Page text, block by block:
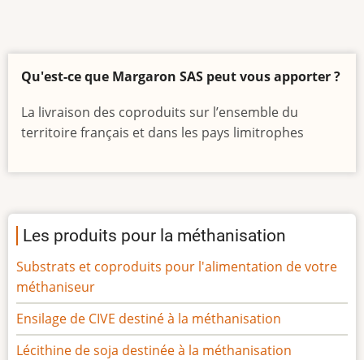
Qu'est-ce que Margaron SAS peut vous apporter ?
La livraison des coproduits sur l’ensemble du
territoire français et dans les pays limitrophes
Les produits pour la méthanisation
Substrats et coproduits pour l'alimentation de votre
méthaniseur
Ensilage de CIVE destiné à la méthanisation
Lécithine de soja destinée à la méthanisation